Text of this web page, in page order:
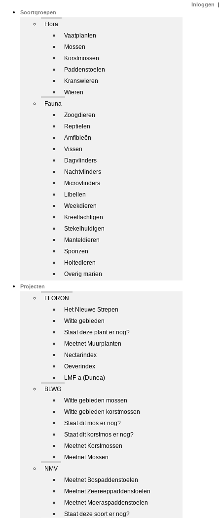
Soortgroepen
Flora
Vaatplanten
Mossen
Korstmossen
Paddenstoelen
Kranswieren
Wieren
Fauna
Zoogdieren
Reptielen
Amfibieën
Vissen
Dagvlinders
Nachtvlinders
Microvlinders
Libellen
Weekdieren
Kreeftachtigen
Stekelhuidigen
Manteldieren
Sponzen
Holtedieren
Overig marien
Projecten
FLORON
Het Nieuwe Strepen
Witte gebieden
Staat deze plant er nog?
Meetnet Muurplanten
Nectarindex
Oeverindex
LMF-a (Dunea)
BLWG
Witte gebieden mossen
Witte gebieden korstmossen
Staat dit mos er nog?
Staat dit korstmos er nog?
Meetnet Korstmossen
Meetnet Mossen
NMV
Meetnet Bospaddenstoelen
Meetnet Zeereeppaddenstoelen
Meetnet Moeraspaddenstoelen
Staat deze soort er nog?
Inloggen |